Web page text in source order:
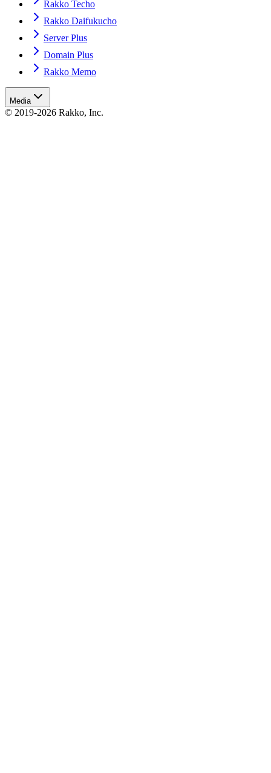
Rakko Techo
Rakko Daifukucho
Server Plus
Domain Plus
Rakko Memo
Media
© 2019-2026 Rakko, Inc.